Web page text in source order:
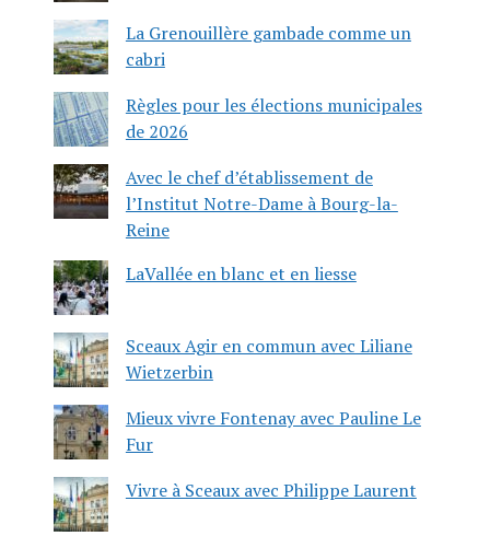
La Grenouillère gambade comme un
cabri
Règles pour les élections municipales
de 2026
Avec le chef d’établissement de
l’Institut Notre-Dame à Bourg-la-
Reine
LaVallée en blanc et en liesse
Sceaux Agir en commun avec Liliane
Wietzerbin
Mieux vivre Fontenay avec Pauline Le
Fur
Vivre à Sceaux avec Philippe Laurent